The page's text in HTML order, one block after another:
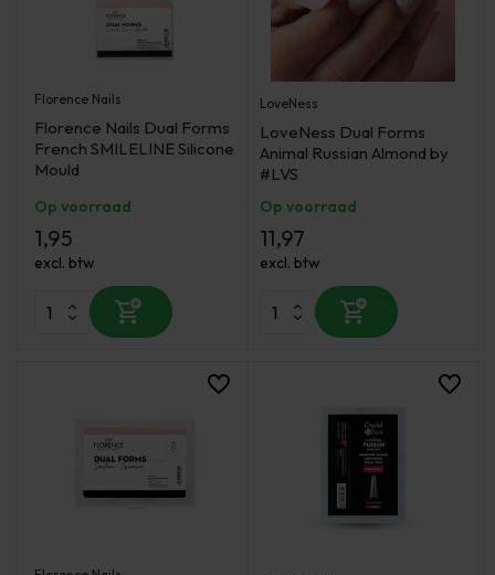
Florence Nails
Florence Nails Dual Forms
French SMILELINE Silicone
Mould
Op voorraad
1,95
excl. btw
LoveNess
LoveNess Dual Forms
Animal Russian Almond by
#LVS
Op voorraad
11,97
excl. btw